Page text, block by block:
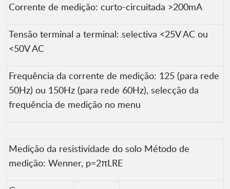
Corrente de medição: curto-circuitada >200mA
Tensão terminal a terminal: selectiva <25V AC ou
<50V AC
Frequência da corrente de medição: 125 (para rede
50Hz) ou 150Hz (para rede 60Hz), selecção da
frequência de medição no menu
Medição da resistividade do solo Método de
medição: Wenner, p=2πLRE